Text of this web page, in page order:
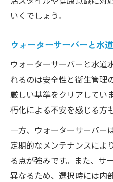
いくでしょう。
ウォーターサーバーと水
ウォーターサーバーと水道
れるのは安全性と衛生管理
厳しい基準をクリアしてい
朽化による不安を感じる方
一方、ウォーターサーバー
定期的なメンテナンスによ
る点が強みです。また、サ
異なるため、選択時には内